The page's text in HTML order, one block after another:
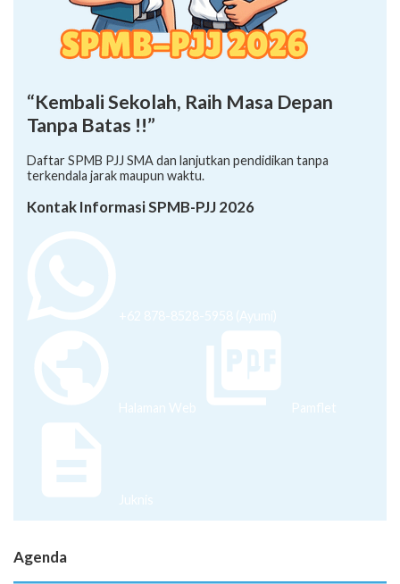
“Kembali Sekolah, Raih Masa Depan
Tanpa Batas !!”
Daftar SPMB PJJ SMA dan lanjutkan pendidikan tanpa
terkendala jarak maupun waktu.
Kontak Informasi SPMB-PJJ 2026
+62 878-8528-5958 (Ayumi)
Halaman Web Pamflet
Juknis
Agenda